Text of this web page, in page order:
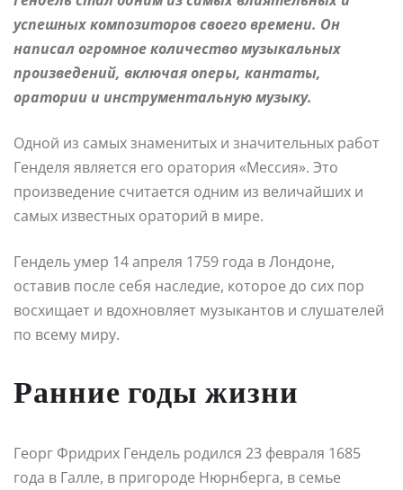
успешных композиторов своего времени. Он
написал огромное количество музыкальных
произведений, включая оперы, кантаты,
оратории и инструментальную музыку.
Одной из самых знаменитых и значительных работ
Генделя является его оратория «Мессия». Это
произведение считается одним из величайших и
самых известных ораторий в мире.
Гендель умер 14 апреля 1759 года в Лондоне,
оставив после себя наследие, которое до сих пор
восхищает и вдохновляет музыкантов и слушателей
по всему миру.
Ранние годы жизни
Георг Фридрих Гендель родился 23 февраля 1685
года в Галле, в пригороде Нюрнберга, в семье